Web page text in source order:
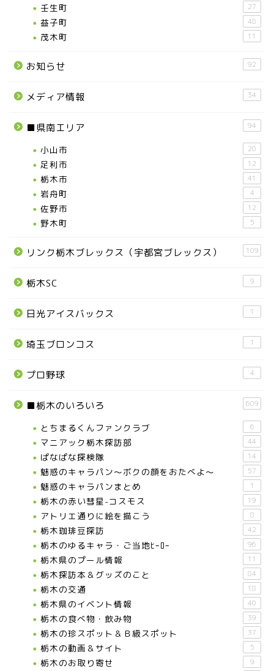
壬生町 27
益子町 48
茂木町 11
お知らせ 92
メディア情報 34
■県南エリア 94
小山市 20
足利市 12
栃木市 41
岩舟町 4
佐野市 12
野木町 5
リンク栃木ブレックス（宇都宮ブレックス） 109
栃木SC 9
日光アイスバックス 1
埼玉ブロンコス 1
プロ野球 4
■栃木のいろいろ 609
とちまるくんファンクラブ 6
マニアック栃木探訪部 44
ぱなぱな探検隊 14
魅惑のキャラパン～ボクの顔をおたべよ～ 57
魅惑のキャラパンまとめ 1
栃木の赤い彗星-コスモス 19
アトリエ通りに絵を描こう 8
栃木珈琲豆探訪 42
栃木のゆるキャラ・ご当地ﾋｰﾛｰ 96
栃木県のプール情報 11
栃木探訪本＆グッズのこと 84
栃木の交通 18
栃木県のイベント情報 40
栃木の食べ物・飲み物 39
栃木の珍スポット＆Ｂ級スポット 37
栃木の動画＆サイト 5
栃木のお取り寄せ 9